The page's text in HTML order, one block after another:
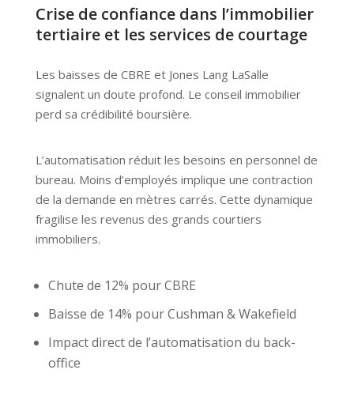
Crise de confiance dans l’immobilier
tertiaire et les services de courtage
Les baisses de CBRE et Jones Lang LaSalle
signalent un doute profond. Le conseil immobilier
perd sa crédibilité boursière.
L’automatisation réduit les besoins en personnel de
bureau. Moins d’employés implique une contraction
de la demande en mètres carrés. Cette dynamique
fragilise les revenus des grands courtiers
immobiliers.
Chute de 12% pour CBRE
Baisse de 14% pour Cushman & Wakefield
Impact direct de l’automatisation du back-
office